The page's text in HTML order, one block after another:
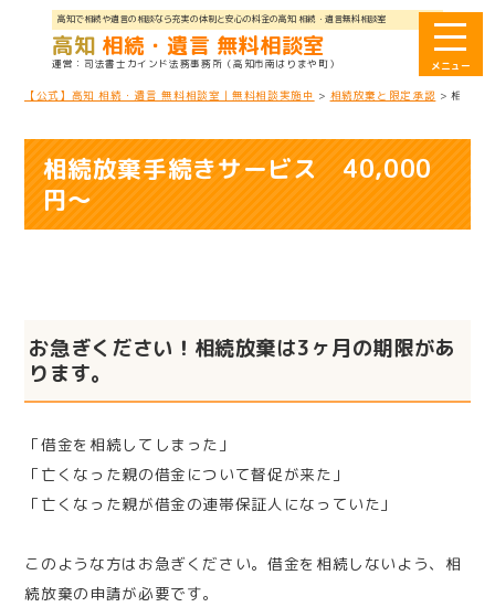
高知で相続や遺言の相談なら充実の体制と安心の料金の高知 相続・遺言無料相談室
高知 相続・遺言 無料相談室
司法書士カインド法務事務所 （高知市南はりまや町）
【公式】高知 相続・遺言 無料相談室｜無料相談実施中 > 相続放棄と限定承認 >相続放
相続放棄手続きサービス 40,000
円～
お急ぎください！相続放棄は3ヶ月の期限があ
ります。
「借金を相続してしまった」
「亡くなった親の借金について督促が来た」
「亡くなった親が借金の連帯保証人になっていた」
このような方はお急ぎください。借金を相続しないよう、相
続放棄の申請が必要です。